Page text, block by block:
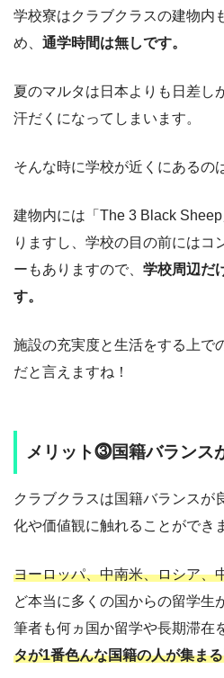
学校寮はクラブクラスの建物内
め、 通学時間は無しです。
夏のマルタは日本よりも日差し
汗だくになってしまいます。
そんな時に学校が近くにあるの
建物内には「The 3 Black
りますし、学校の目の前にはコ
ーもありますので、 学校周辺だ
す。
施設の充実度と生活をする上で
だと言えますね！
メリット⓷国籍バランス
クラブクラスは国籍バランスが
化や価値観に触れることができ
ヨーロッパ、中南米、ロシア、
ど本当に多くの国からの留学生
筆者も何ヵ国か留学や長期滞在
タが1番色んな国籍の人が集ま